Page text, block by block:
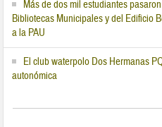
Más de dos mil estudiantes
Bibliotecas Municipales y del Edificio
a la PAU
El club waterpolo Dos Hermanas
autonómica